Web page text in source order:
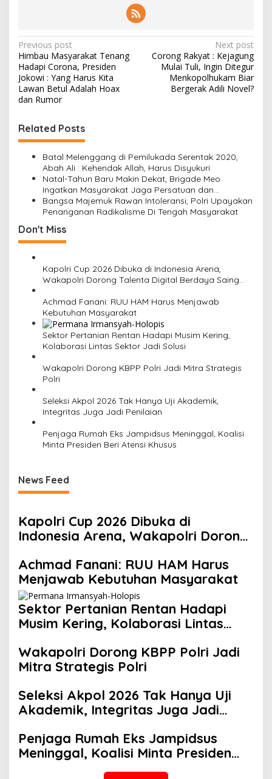
a
P
o
s
t
a
i
Previous post
Himbau Masyarakat Tenang
Hadapi Corona, Presiden
Jokowi : Yang Harus Kita
Lawan Betul Adalah Hoax
dan Rumor
Next post
Corong Rakyat : Kejagung
Mulai Tuli, Ingin Ditegur
Menkopolhukam Biar
Bergerak Adili Novel?
Related Posts
Batal Melenggang di Pemilukada Serentak 2020,
Abah Ali : Kehendak Allah, Harus Disyukuri
Natal-Tahun Baru Makin Dekat, Brigade Meo
Ingatkan Masyarakat Jaga Persatuan dan
Perdamaian
Bangsa Majemuk Rawan Intoleransi, Polri Upayakan
Penanganan Radikalisme Di Tengah Masyarakat
Don't Miss
Kapolri Cup 2026 Dibuka di Indonesia Arena,
Wakapolri Dorong Talenta Digital Berdaya Saing
Achmad Fanani: RUU HAM Harus Menjawab
Kebutuhan Masyarakat
Sektor Pertanian Rentan Hadapi Musim Kering,
Kolaborasi Lintas Sektor Jadi Solusi
Wakapolri Dorong KBPP Polri Jadi Mitra Strategis
Polri
Seleksi Akpol 2026 Tak Hanya Uji Akademik,
Integritas Juga Jadi Penilaian
Penjaga Rumah Eks Jampidsus Meninggal, Koalisi
Minta Presiden Beri Atensi Khusus
News Feed
Kapolri Cup 2026 Dibuka di
Indonesia Arena, Wakapolri Dorong
Global
Achmad Fanani: RUU HAM Harus
Menjawab Kebutuhan Masyarakat
Sektor Pertanian Rentan Hadapi
Musim Kering, Kolaborasi Lintas
Wakapolri Dorong KBPP Polri Jadi
Mitra Strategis Polri
Seleksi Akpol 2026 Tak Hanya Uji
Akademik, Integritas Juga Jadi
Penjaga Rumah Eks Jampidsus
Meninggal, Koalisi Minta Presiden